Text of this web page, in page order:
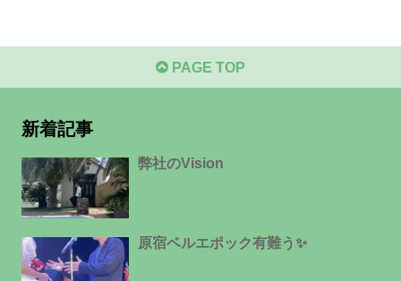
PAGE TOP
新着記事
弊社のVision
原宿ベルエポック有難う✨